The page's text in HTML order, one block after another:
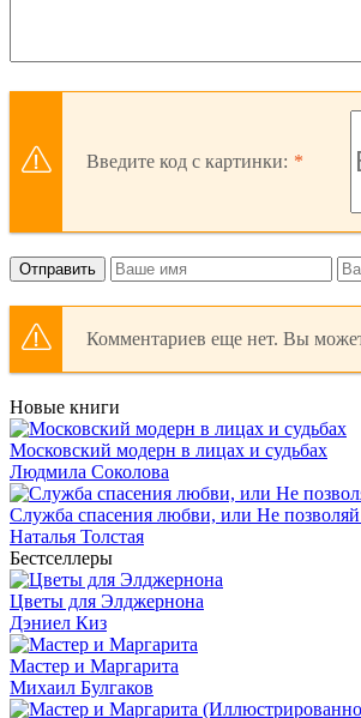
Введите код с картинки:
Отправить
Комментариев еще нет. Вы
Новые книги
Московский модерн в лицах и судьбах
Людмила Соколова
Служба спасения любви, или Не
Наталья Толстая
Бестселлеры
Цветы для Элджернона
Дэниел Киз
Мастер и Маргарита
Михаил Булгаков